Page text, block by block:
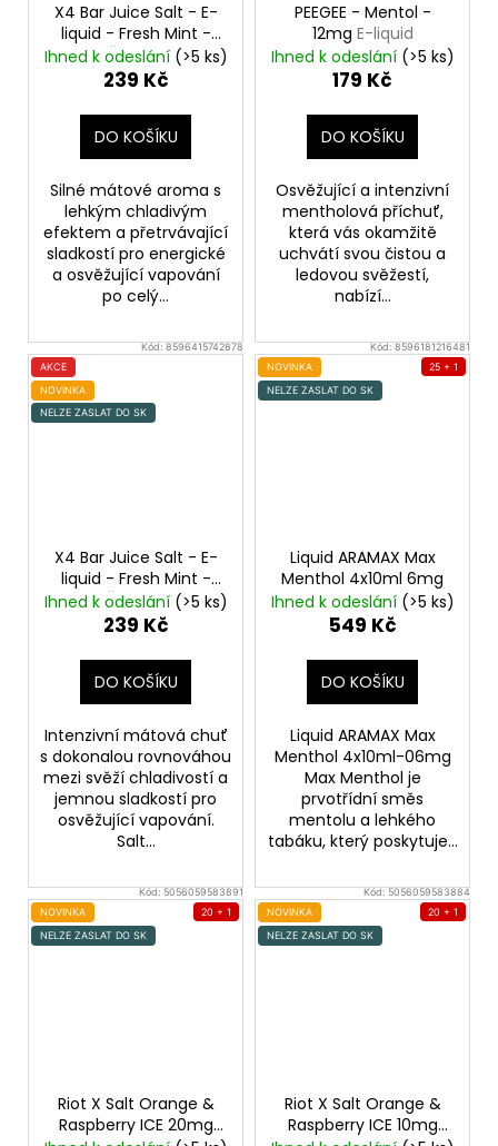
X4 Bar Juice Salt - E-
liquid - Fresh Mint -
20mgČerstvá máta
Ihned k odeslání (>5 ks)
239 Kč
DO KOŠÍKU
Silné mátové aroma s
lehkým chladivým
efektem a přetrvávající
sladkostí pro energické
a osvěžující vapování
po celý...
PEEGEE - Mentol -
12mg E-liquid
Ihned k odeslání (>5 ks)
179 Kč
DO KOŠÍKU
Osvěžující a intenzivní
mentholová příchuť,
která vás okamžitě
uchvátí svou čistou a
ledovou svěžestí,
nabízí...
Kód:8596415742878
AKCE
NOVINKA
NELZE ZASLAT DO SK
X4 Bar Juice Salt - E-
liquid - Fresh Mint -
10mg Čerstvá máta
Ihned k odeslání (>5 ks)
239 Kč
DO KOŠÍKU
Intenzivní mátová chuť
s dokonalou rovnováhou
mezi svěží chladivostí a
jemnou sladkostí pro
osvěžující vapování.
Salt...
Kód:8596181216481
NOVINKA
NELZE ZASLAT DO SK
25 + 1
Liquid ARAMAX Max
Menthol 4x10ml 6mg
Ihned k odeslání (>5 ks)
549 Kč
DO KOŠÍKU
Liquid ARAMAX Max
Menthol 4x10ml-06mg
Max Menthol je
prvotřídní směs
mentolu a lehkého
tabáku, který poskytuje...
Kód: 5056059583891
NOVINKA
NELZE ZASLAT DO SK
20 + 1
Riot X Salt Orange &
Raspberry ICE 20mg
Kód: 5056059583884
NOVINKA
NELZE ZASLAT DO SK
20 + 1
Riot X Salt Orange &
Raspberry ICE 10mg